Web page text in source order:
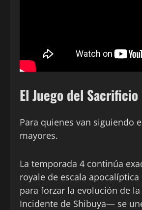
El Juego del
Para quienes van siguiendo
mayores.
La temporada 4 continúa
royale de escala
para forzar la evolución de
Incidente de Shibuya— se